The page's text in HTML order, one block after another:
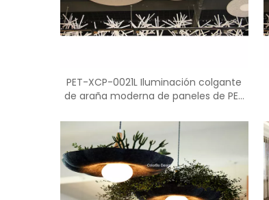
PET-XCP-0021L Iluminación colgante
de araña moderna de paneles de PET